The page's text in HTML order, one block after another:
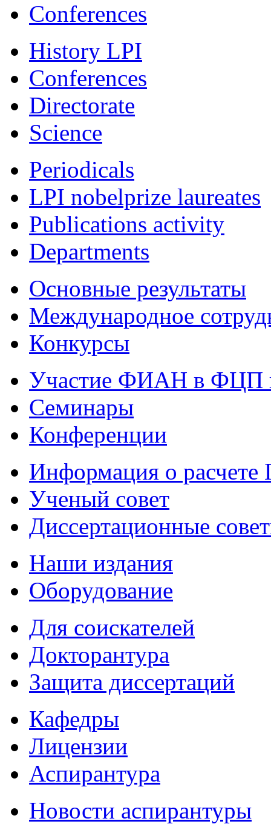
Conferences
History LPI
Conferences
Directorate
Science
Periodicals
LPI nobelprize laureates
Publications activity
Departments
Основные результаты
Международное
Конкурсы
Участие ФИАН в ФЦП
Семинары
Конференции
Информация о
Ученый совет
Диссертационные
Наши издания
Оборудование
Для соискателей
Докторантура
Защита диссертаций
Кафедры
Лицензии
Аспирантура
Новости аспирантуры